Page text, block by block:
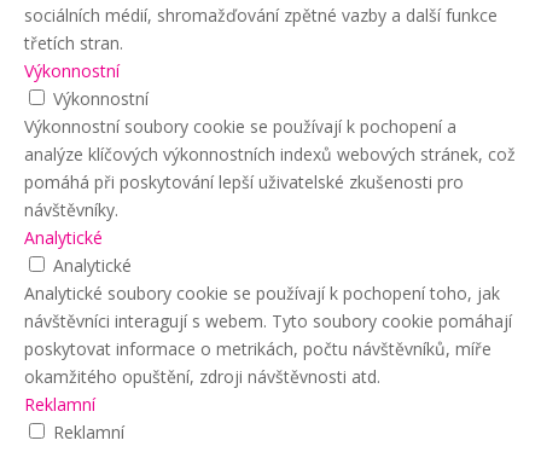
sociálních médií, shromažďování zpětné vazby a další funkce
třetích stran.
Výkonnostní
Výkonnostní
Výkonnostní soubory cookie se používají k pochopení a
analýze klíčových výkonnostních indexů webových stránek, což
pomáhá při poskytování lepší uživatelské zkušenosti pro
návštěvníky.
Analytické
Analytické
Analytické soubory cookie se používají k pochopení toho, jak
návštěvníci interagují s webem. Tyto soubory cookie pomáhají
poskytovat informace o metrikách, počtu návštěvníků, míře
okamžitého opuštění, zdroji návštěvnosti atd.
Reklamní
Reklamní